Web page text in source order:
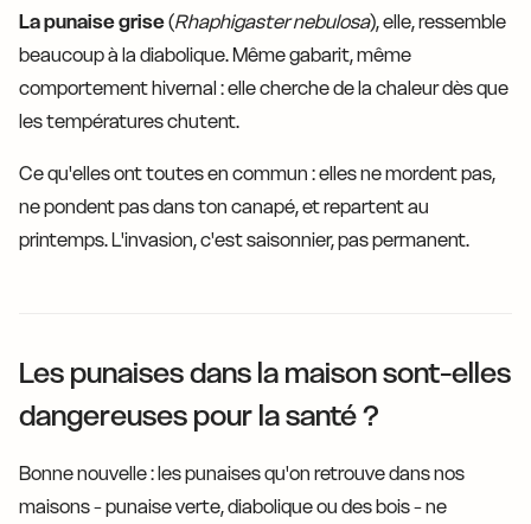
La punaise grise(Rhaphigaster nebulosa), elle, ressemble
beaucoup à la diabolique. Même gabarit, même
comportement hivernal : elle cherche de la chaleur dès que
les températures chutent.
Ce qu'elles ont toutes en commun : elles ne mordent pas,
ne pondent pas dans ton canapé, et repartent au
printemps. L'invasion, c'est saisonnier, pas permanent.
Les punaises dans la maison sont-elles
dangereuses pour la santé ?
Bonne nouvelle : les punaises qu'on retrouve dans nos
maisons - punaise verte, diabolique ou des bois - ne